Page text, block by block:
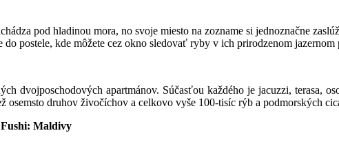
pod hladinou mora, no svoje miesto na zozname si jednoznačne
do postele, kde môžete cez okno sledovať ryby v ich prirodzenom jazernom
dvojposchodových apartmánov. Súčasťou každého je jacuzzi, terasa,
osemsto druhov živočíchov a celkovo vyše 100-tisíc rýb a podmorských
Maldivy